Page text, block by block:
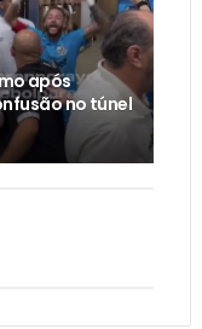
após
no túnel